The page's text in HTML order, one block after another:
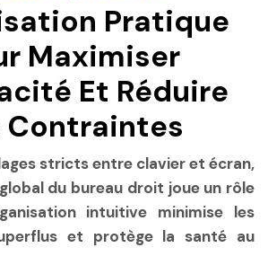
Pratique
Maximiser
Et Réduire
Contraintes
stricts entre clavier et écran,
du bureau droit joue un rôle
intuitive minimise les
et protège la santé au